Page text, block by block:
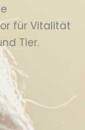
für Vitalität
Tier.